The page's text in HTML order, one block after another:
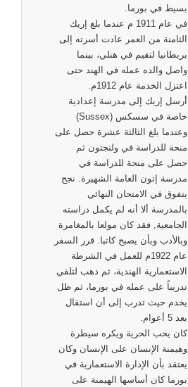
بسيط في بورما.
في عام 1911 م عندما بلغ إريك
الثامنة من العمر عادت أسرته إلى
بريطانيا لتقيم في هنلي، بينما
واصل والده عمله في الهند حتى
اعتزل الخدمة عام 1912م.
أرسل إريك إلى مدرسة إعدادية
خاصة في سسكس (Sussex)
وعندما بلغ الثالثة عشرة حصل على
منحة للدراسة في ولنجتون ثم
حصل على منحة للدراسة في
مدرسة إتون العامة الشهيرة. نجح
بتفوق في الامتحان النهائي
بالمدرسة ألا أنه لم يكمل دراسته
الجامعية, فقد كان مولعا بالمغامرة
وبالأدب وبأن يصبح كاتبا. قرر السفر
عام 1922م للعمل في الشرطة
الاستعمارية الهندية، ثم ذهب لتلقي
تدريباً على عمله في بورما، ثم ظل
يخدم حيث تدرب إلى أن استقال
بعد 5 أعوام.
كان يحب الحرية ويكره سيطرة
وهيمنة الإنسان على الإنسان وكان
يعتقد بأن الإدارة الاستعمارية في
بورما كان أساسها الهيمنة على